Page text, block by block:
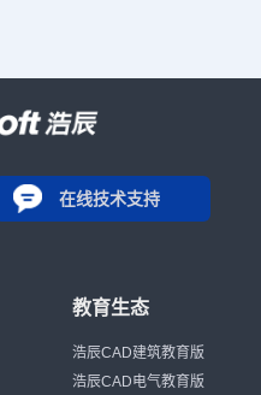
在线技术支持
教育生态
浩辰CAD建筑教育版
浩辰CAD电气教育版